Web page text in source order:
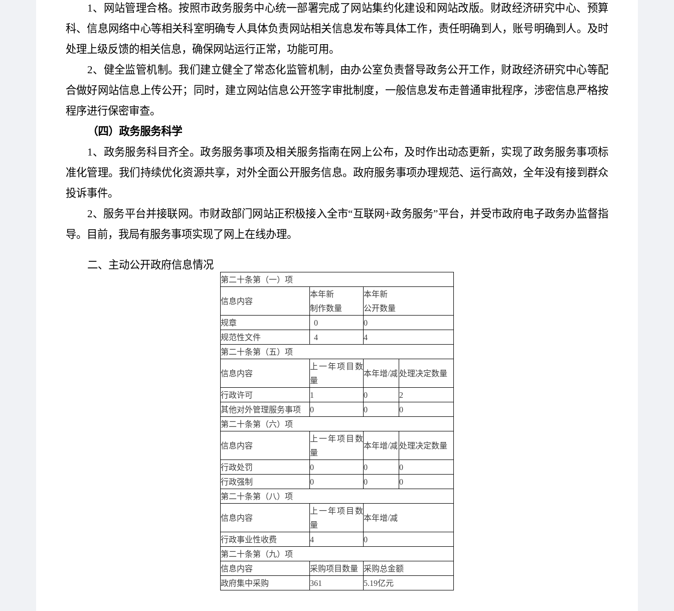
1、网站管理合格。按照市政务服务中心统一部署完成了网站集约化建设和网站改版。财政经济研究中心、预算
科、信息网络中心等相关科室明确专人具体负责网站相关信息发布等具体工作，责任明确到人，账号明确到人。及时
处理 上级反馈的相关信息，确保网站运行正常，功能可用。
2、健全监管机制。 我们建立健全了常态化监管机制，由办公室负责督导政务公开工作，财政经济研究中心等配
合做好网站信息上传公开；
同时，建立网站信息公开签字审批制度，一般信息发布走普通审批程序，涉密信息严格按
程序进行保密审查。
（四）政务服务科学
1、政务服务科目齐全。政务服务事项及相关服务指南在网上公布，及时作出动态更新，实现了政务服务事项标
准化管理。我们持续优化资源共享，对外全面公开服务信息。政府服务事项办理规范、运行高效，全年没有接到群众
投诉事件。
2、服务平台并接联网。市财政部门网站正积极接入全市“互联网+政务服务”平台，并受市政府电子政务办监督指
导。目前，我局有服务事项实现了网上在线办理。
二、主动公开政府信息情况
第二十条第（一）项
信息内容
本年新
制作数量
本年新
公开数量
规章
0
0
规范性文件
4
4
第二十条第（五）项
信息内容
上一年项目数
量
本年增/减 处理决定数量
行政许可 1 0
2
其他对外管理服务事项
0 0
0
第二十条第（六）项
信息内容
上一年项目数
量
本年增/减 处理决定数量
行政处罚 0 0
0
行政强制
0 0
0
第二十条第（八）项
信息内容
上一年项目数
量
本年增/减
行政事业性收费 4
0
第二十条第（九）项
信息内容
采购项目数量
采购总金额
政府集中采购
361 5.19亿元